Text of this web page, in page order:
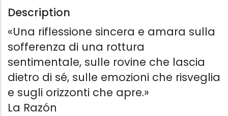
Description
«Una riflessione sincera e amara sulla
sofferenza di una rottura
sentimentale, sulle rovine che lascia
dietro di sé, sulle emozioni che risveglia
e sugli orizzonti che apre.»
La Razón